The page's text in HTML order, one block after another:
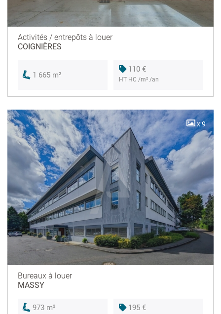
Activités / entrepôts à louer
COIGNIÈRES
1 665 m²
110 €
HT HC /m² /an
x 9
Bureaux à louer
MASSY
973 m² 195 €